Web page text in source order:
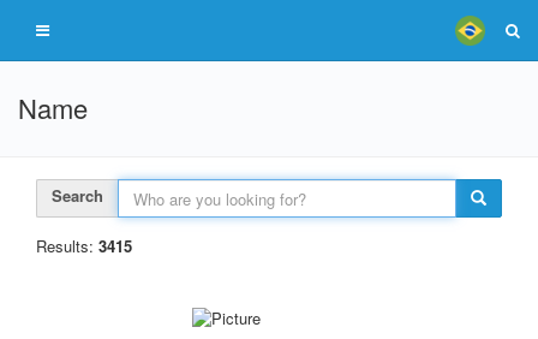
Name
Search
Results: 3415